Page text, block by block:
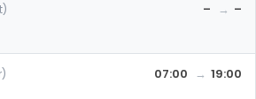
– –
07:00 19:00